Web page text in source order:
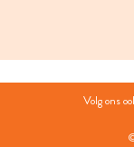
Volg ons